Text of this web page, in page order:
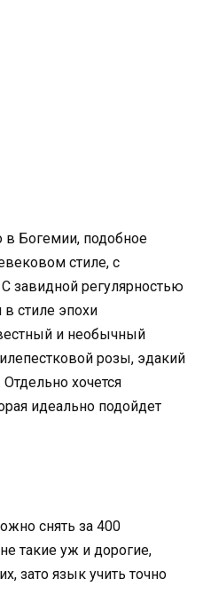
в Богемии, подобное
стиле, с
регулярностью
в стиле эпохи
и необычный
розы, эдакий
хочется
идеально подойдет
снять за 400
такие уж и дорогие,
зато язык учить точно